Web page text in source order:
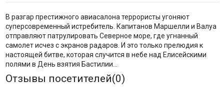
В разгар престижного авиасалона террористы угоняют
суперсовременный истребитель. Капитанов Маршелли и Валуа
отправляют патрулировать Северное море, где угнанный
самолет исчез с экранов радаров. И это только прелюдия к
настоящей битве, которая случится в небе над Елисейскими
полями в День взятия Бастилии...
Отзывы посетителей(0)